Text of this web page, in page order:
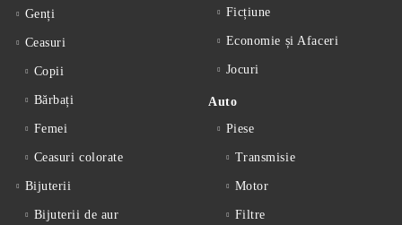
Genți
Ceasuri
Copii
Bărbați
Femei
Ceasuri colorate
Bijuterii
Bijuterii de aur
Ficțiune
Economie și Afaceri
Jocuri
Auto
Piese
Transmisie
Motor
Filtre